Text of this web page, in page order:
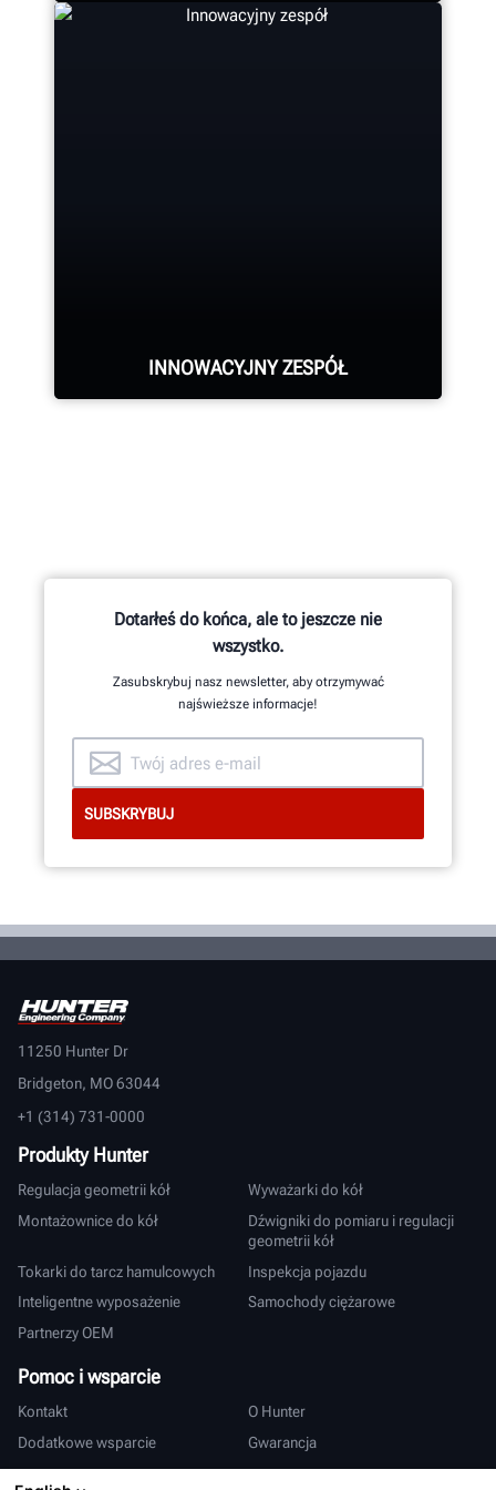
procedurami.
INNOWACYJNY ZESPÓŁ
skupiającym inżynierów
mechaników i elektryków oraz
programistów.
ZOBACZ OD ŚRODKA
Dotarłeś do końca, ale to jeszcze nie
wszystko.
Zasubskrybuj nasz newsletter, aby otrzymywać
najświeższe informacje!
11250 Hunter Dr
Bridgeton, MO 63044
+1 (314) 731-0000
Produkty Hunter
Regulacja geometrii kół
Wyważarki do kół
Montażownice do kół
Dźwigniki do pomiaru i regulacji
geometrii kół
Tokarki do tarcz hamulcowych
Inspekcja pojazdu
Inteligentne wyposażenie
Samochody ciężarowe
Partnerzy OEM
Pomoc i wsparcie
Kontakt
O Hunter
Dodatkowe wsparcie
Gwarancja